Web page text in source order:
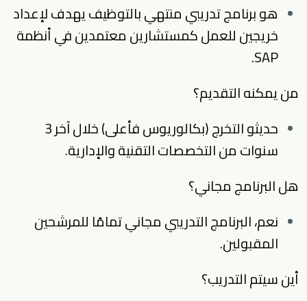
هو برنامج تدريبي منتهي بالتوظيف يهدف لإعداد
خريجين للعمل كمستشارين معتمدين في أنظمة
SAP.
من يمكنه التقديم؟
حديثو التخرج (بكالوريوس فأعلى) خلال آخر 3
سنوات من التخصصات التقنية والإدارية.
هل البرنامج مجاني؟
نعم، البرنامج التدريبي مجاني تمامًا للمرشحين
المقبولين.
أين سيتم التدريب؟